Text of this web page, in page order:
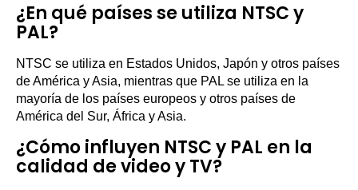
¿En qué países se utiliza NTSC y
PAL?
NTSC se utiliza en Estados Unidos, Japón y otros países
de América y Asia, mientras que PAL se utiliza en la
mayoría de los países europeos y otros países de
América del Sur, África y Asia.
¿Cómo influyen NTSC y PAL en la
calidad de video y TV?